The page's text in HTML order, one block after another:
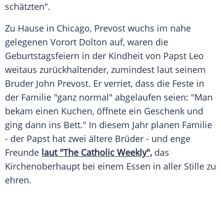
schätzten".
Zu Hause in Chicago, Prevost wuchs im nahe
gelegenen Vorort Dolton auf, waren die
Geburtstagsfeiern in der Kindheit von Papst Leo
weitaus zurückhaltender, zumindest laut seinem
Bruder John Prevost. Er verriet, dass die Feste in
der Familie "ganz normal" abgelaufen seien: "Man
bekam einen Kuchen, öffnete ein Geschenk und
ging dann ins Bett." In diesem Jahr planen Familie
- der Papst hat zwei ältere Brüder - und enge
Freunde laut "The Catholic Weekly", das
Kirchenoberhaupt bei einem Essen in aller Stille zu
ehren.